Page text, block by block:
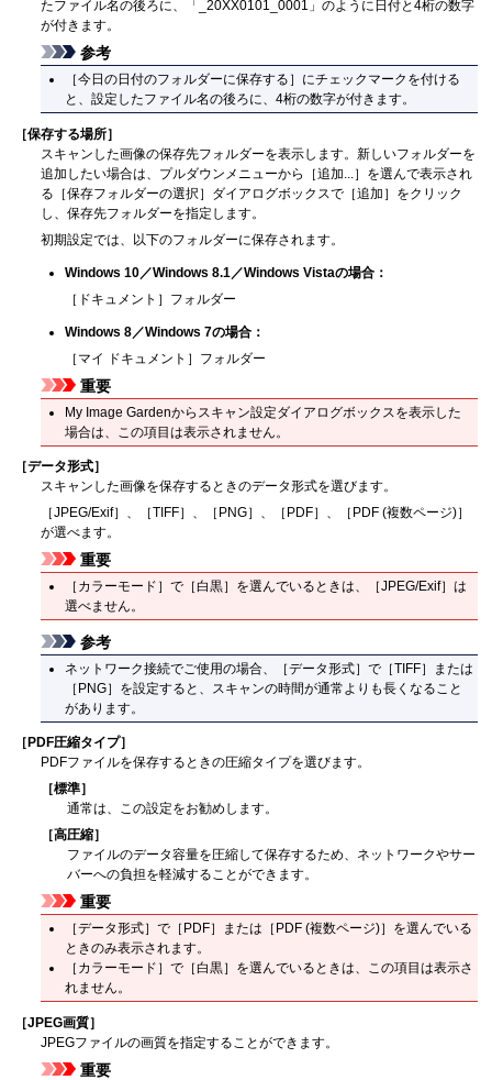
たファイル名の後ろに、「_20XX0101_0001」のように日付と4桁の数字
が付きます。
参考
［今日の日付のフォルダーに保存する ］にチェックマークを付ける
と、設定したファイル名の後ろに、4桁の数字が付きます。
［保存する場所］
スキャンした画像の保存先フォルダーを表示します。新しいフォルダーを
追加したい場合は、プルダウンメニューから［追加...
］を選んで表示され
る［保存フォルダーの選択 ］ダイアログボックスで［追加 ］をクリック
し、保存先フォルダーを指定します。
初期設定では、以下のフォルダーに保存されます。
Windows 10 ／Windows 8.1 ／Windows Vistaの場合：
［ ドキュメント ］フォルダー
Windows 8 ／Windows 7の場合：
［ マイ ドキュメント ］フォルダー
重要
My Image Gardenからスキャン設定ダイアログボックスを表示した
場合は、この項目は表示されません。
［データ形式］
スキャンした画像を保存するときのデータ形式を選びます。
［JPEG/Exif］、［TIFF］、［ PNG］、［ PDF］、［ PDF (複数ページ)］
が選べます。
重要
［ カラーモード ］で［白黒］を選んでいるときは、［JPEG/Exif］は
選べません。
参考
ネットワーク接続でご使用の場合、［データ形式］で［TIFF］または
［ PNG］を設定すると、スキャンの時間が通常よりも長くなること
があります。
［ PDF圧縮タイプ］
PDFファイルを保存するときの圧縮タイプを選びます。
［標準］
通常は、この設定をお勧めします。
［高圧縮］
ファイルのデータ容量を圧縮して保存するため、ネットワークやサー
バーへの負担を軽減することができます。
重要
［データ形式］で［ PDF］または［ PDF (複数ページ)］を選んでいる
ときのみ表示されます。
［ カラーモード ］で［白黒］を選んでいるときは、この項目は表示さ
れません。
［JPEG画質］
JPEGファイルの画質を指定することができます。
重要